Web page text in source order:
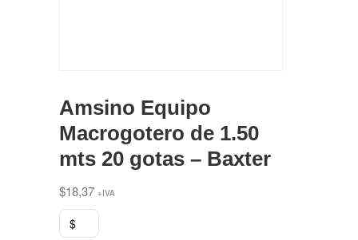
Amsino Equipo
Macrogotero de 1.50
mts 20 gotas – Baxter
$18,37 +IVA
$